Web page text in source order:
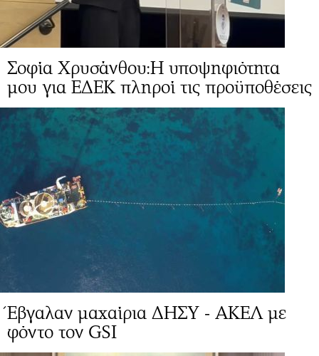
Σοφία Χρυσάνθου:Η υποψηφιότητα
μου για ΕΔΕΚ πληροί τις προϋποθέσεις
Έβγαλαν μαχαίρια ΔΗΣΥ - ΑΚΕΛ με
φόντο τον GSI